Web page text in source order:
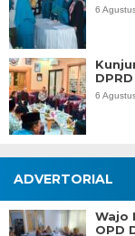
6
DPRD
6
ADVERTORIAL
Wajo
OPD